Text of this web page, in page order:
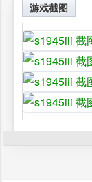
游戏截图